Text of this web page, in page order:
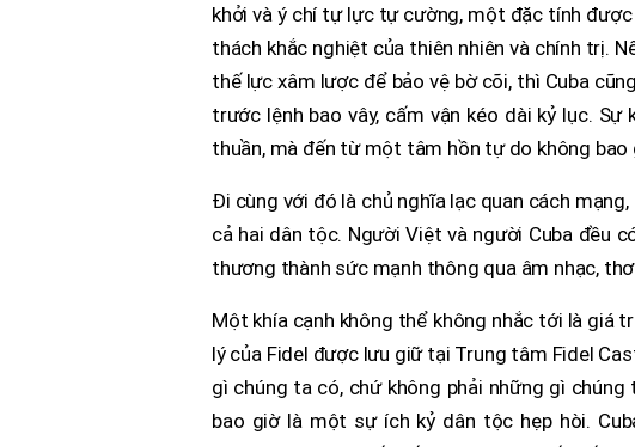
khởi và ý chí tự lực tự cường, một đặc tính
thách khắc nghiệt của thiên nhiên và chính trị.
thế lực xâm lược để bảo vệ bờ cõi, thì Cuba
trước lệnh bao vây, cấm vận kéo dài kỷ lục.
thuần, mà đến từ một tâm hồn tự do không bao
Đi cùng với đó là chủ nghĩa lạc quan cách
cả hai dân tộc. Người Việt và người Cuba đều
thương thành sức mạnh thông qua âm nhạc,
Một khía cạnh không thể không nhắc tới là giá
lý của Fidel được lưu giữ tại Trung tâm Fidel
gì chúng ta có, chứ không phải những gì
bao giờ là một sự ích kỷ dân tộc hẹp hòi.